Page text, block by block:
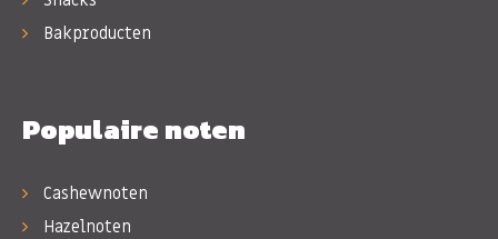
Bakproducten
Populaire noten
Cashewnoten
Hazelnoten